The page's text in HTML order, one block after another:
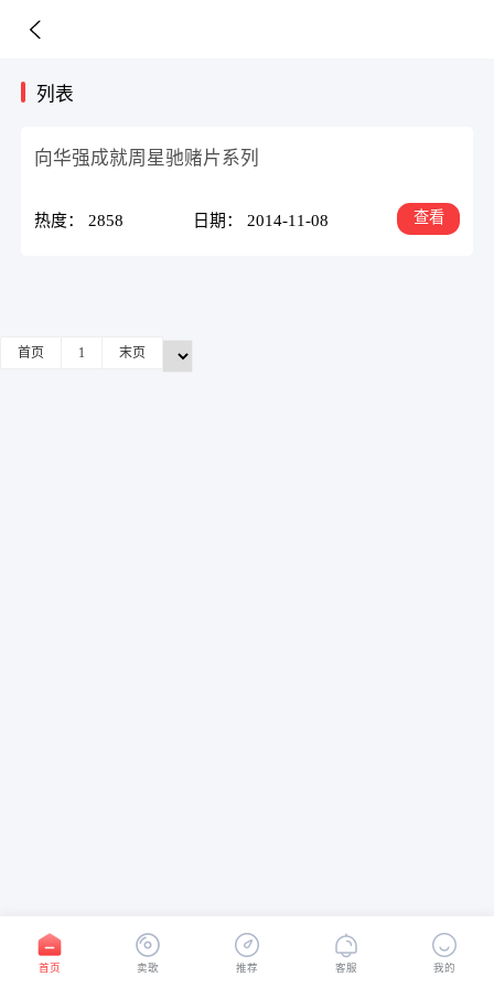
列表
向华强成就周星驰赌片系列
热度： 2858 日期： 2014-11-08 查看
首页 1 末页
首页 卖歌 推荐 客服 我的